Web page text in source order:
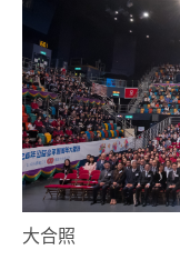
大合照